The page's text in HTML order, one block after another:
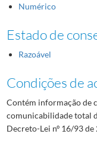
Numérico
Estado de
Razoável
Condições de
Contém informação de
comunicabilidade total
Decreto-Lei nº 16/93 de